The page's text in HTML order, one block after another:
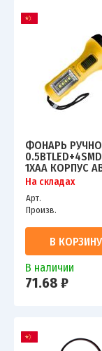
ФОНАРЬ
1XAA КОРПУС
ПЛАСТИК
РУЧНОЙ КОСМОС
KOC119B
На складах
Арт.
Произв.
В КОРЗИНУ
В наличии
71.68 ₽